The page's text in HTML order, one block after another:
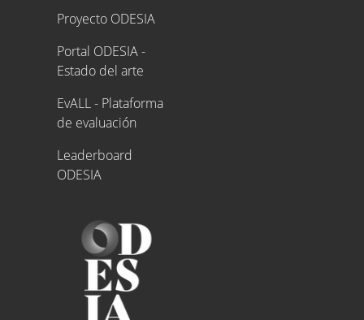
Proyecto ODESIA
Proyecto ODESIA
Portal ODESIA -
Estado del arte
EvALL - Plataforma
de evaluación
Leaderboard
ODESIA